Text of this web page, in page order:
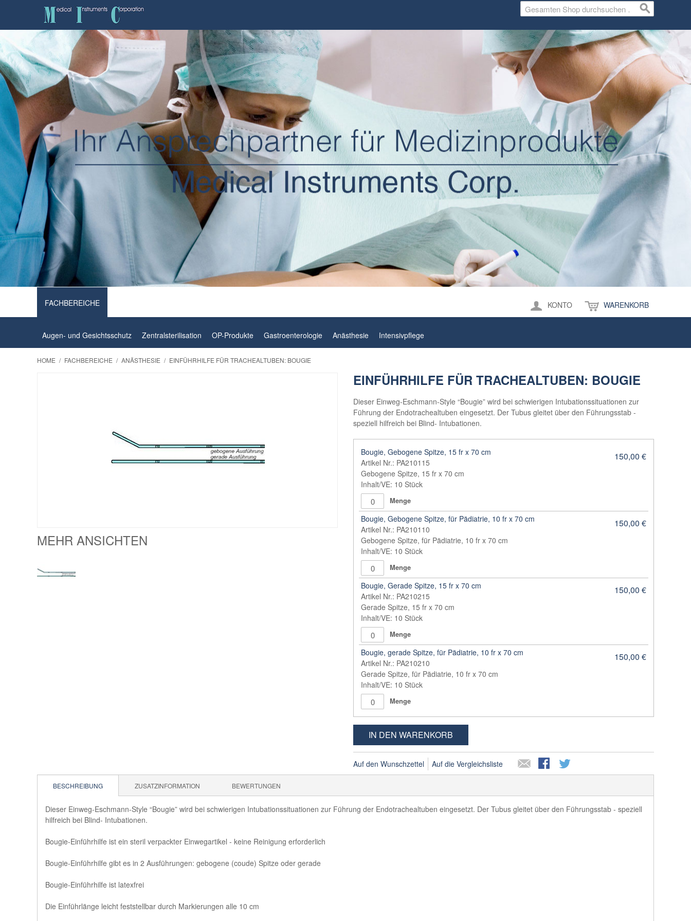
KONTO WARENKORB
FACHBEREICHE
Augen- und Gesichtsschutz Zentralsterilisation OP-Produkte Gastroenterologie Anästhesie Intensivpflege
HOME / FACHBEREICHE / ANÄSTHESIE / EINFÜHRHILFE FÜR TRACHEALTUBEN: BOUGIE
MEHR ANSICHTEN
EINFÜHRHILFE FÜR TRACHEALTUBEN: BOUGIE
Dieser Einweg-Eschmann-Style “Bougie” wird bei schwierigen Intubationssituationen zur
Führung der Endotrachealtuben eingesetzt. Der Tubus gleitet über den Führungsstab -
speziell hilfreich bei Blind- Intubationen.
Bougie, Gebogene Spitze, 15 fr x 70 cm
Artikel Nr.: PA210115
Gebogene Spitze, 15 fr x 70 cm
Inhalt/VE: 10 Stück
Menge
150,00 €
Bougie, Gebogene Spitze, für Pädiatrie, 10 fr x 70 cm
Artikel Nr.: PA210110
Gebogene Spitze, für Pädiatrie, 10 fr x 70 cm
Inhalt/VE: 10 Stück
Menge
150,00 €
Bougie, Gerade Spitze, 15 fr x 70 cm
Artikel Nr.: PA210215
Gerade Spitze, 15 fr x 70 cm
Inhalt/VE: 10 Stück
Menge
150,00 €
Bougie, gerade Spitze, für Pädiatrie, 10 fr x 70 cm
Artikel Nr.: PA210210
Gerade Spitze, für Pädiatrie, 10 fr x 70 cm
Inhalt/VE: 10 Stück
Menge
150,00 €
IN DEN WARENKORB
Auf den Wunschzettel Auf die Vergleichsliste
BESCHREIBUNG ZUSATZINFORMATION BEWERTUNGEN
Dieser Einweg-Eschmann-Style “Bougie” wird bei schwierigen Intubationssituationen zur Führung der Endotrachealtuben eingesetzt. Der Tubus gleitet über den Führungsstab - speziell
hilfreich bei Blind- Intubationen.
Bougie-Einführhilfe ist ein steril verpackter Einwegartikel - keine Reinigung erforderlich
Bougie-Einführhilfe gibt es in 2 Ausführungen: gebogene (coude) Spitze oder gerade
Bougie-Einführhilfe ist latexfrei
Die Einführlänge leicht feststellbar durch Markierungen alle 10 cm